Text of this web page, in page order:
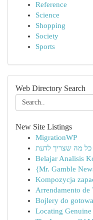
Reference
Science
Shopping
Society
Sports
Web Directory Search
New Site Listings
MigrationWP
כל מה שצריך לדעת
Belajar Analisis
{Mr. Gamble
Kompozycja
Arrendamento de
Bojlery do
Locating